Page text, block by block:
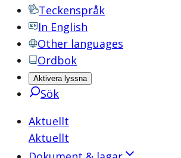
Teckenspråk
In English
Other languages
Ordbok
Aktivera lyssna
Sök
Aktuellt
Aktuellt